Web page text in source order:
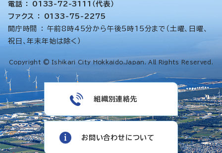
電話 ： 0133-72-3111（代表）
ファクス ： 0133-75-2275
開庁時間 ： 午前8時45分から午後5時15分まで（土曜、日曜、
祝日、年末年始は除く）
Copyright © Ishikari City Hokkaido,Japan. All Rights Reserved.
組織別連絡先
お問い合わせについて